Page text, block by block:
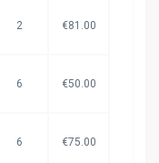
2 €81.00
6 €50.00
6 €75.00